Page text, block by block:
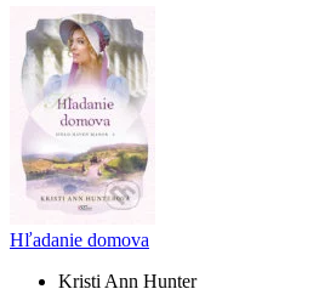
Hľadanie domova
Kristi Ann Hunter